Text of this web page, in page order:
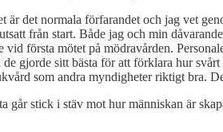
det normala förfarandet och jag vet
från start. Både jag och min
första mötet på mödravården.
gjorde sitt bästa för att förklara hur
som andra myndigheter riktigt bra.
går stick i stäv mot hur människan är